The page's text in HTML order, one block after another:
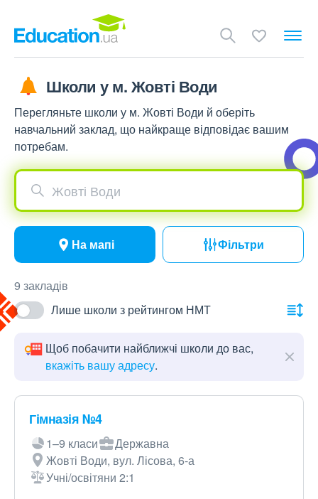
Школи у м. Жовті Води
Перегляньте школи у м. Жовті Води й оберіть
навчальний заклад, що найкраще відповідає вашим
потребам.
Жовті Води
На мапі Фільтри
9 закладів
Лише школи з рейтингом НМТ
Щоб побачити найближчі школи до вас,
вкажіть вашу адресу.
Гімназія №4
1–9 класи
Державна
Жовті Води, вул. Лісова, 6-а
Учні/освітяни 2:1